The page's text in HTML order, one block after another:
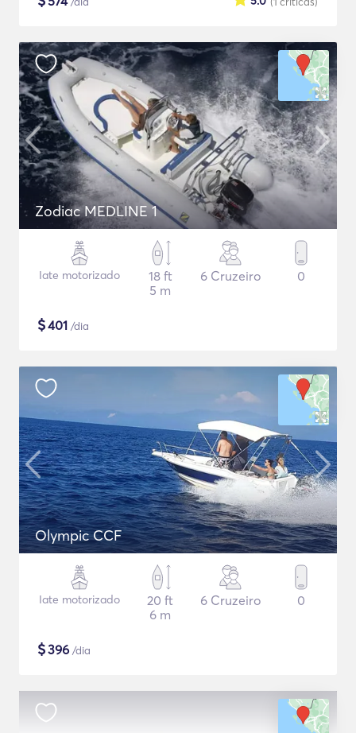
Zodiac MEDLINE 1
Iate motorizado
18 ft
5 m
6 Cruzeiro 0
$401 /dia
Olympic CCF
Iate motorizado
20 ft
6 m
6 Cruzeiro 0
$396 /dia